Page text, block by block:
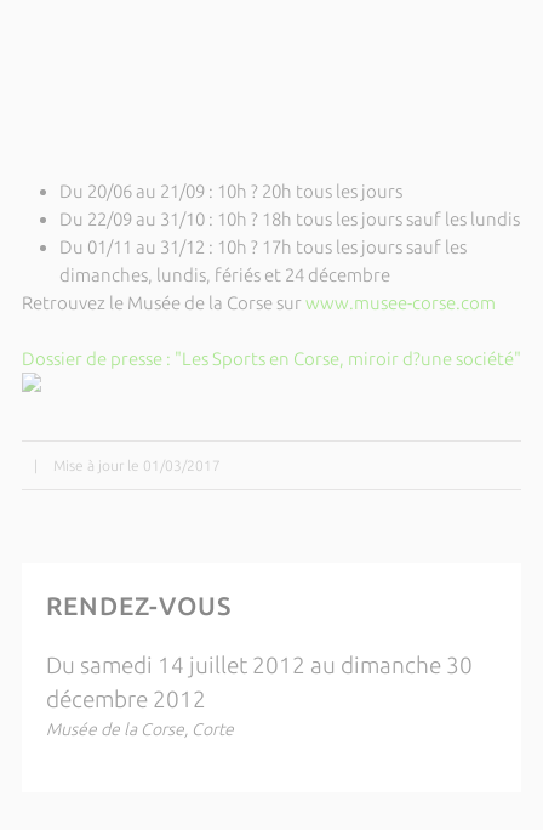
Du 20/06 au 21/09 : 10h ? 20h tous les jours
Du 22/09 au 31/10 : 10h ? 18h tous les jours sauf les lundis
Du 01/11 au 31/12 : 10h ? 17h tous les jours sauf les
dimanches, lundis, fériés et 24 décembre
Retrouvez le Musée de la Corse surwww.musee-corse.com
Dossier de presse : "Les Sports en Corse, miroir d?une société"
Mise à jour le 01/03/2017
RENDEZ-VOUS
Du samedi 14 juillet 2012 au dimanche 30
décembre 2012
Musée de la Corse, Corte